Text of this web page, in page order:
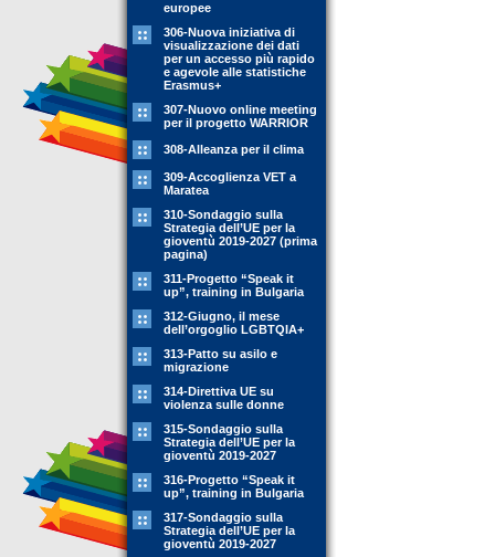
europee
306-Nuova iniziativa di
visualizzazione dei dati
per un accesso più rapido
e agevole alle statistiche
Erasmus+
307-Nuovo online meeting
per il progetto WARRIOR
308-Alleanza per il clima
309-Accoglienza VET a
Maratea
310-Sondaggio sulla
Strategia dell’UE per la
gioventù 2019-2027 (prima
pagina)
311-Progetto “Speak it
up”, training in Bulgaria
312-Giugno, il mese
dell’orgoglio LGBTQIA+
313-Patto su asilo e
migrazione
314-Direttiva UE su
violenza sulle donne
315-Sondaggio sulla
Strategia dell’UE per la
gioventù 2019-2027
316-Progetto “Speak it
up”, training in Bulgaria
317-Sondaggio sulla
Strategia dell’UE per la
gioventù 2019-2027